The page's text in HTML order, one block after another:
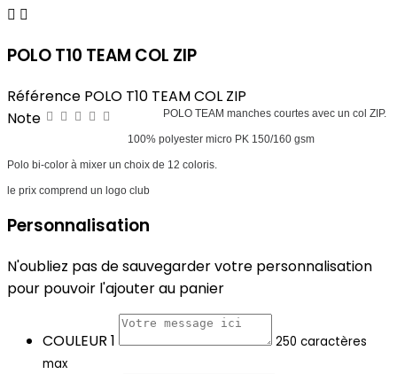
 
POLO T10 TEAM COL ZIP
Référence POLO T10 TEAM COL ZIP
Note
POLO TEAM manches courtes avec un col ZIP.
100% polyester micro PK 150/160 gsm
Polo bi-color à mixer un choix de 12 coloris.
le prix comprend un logo club
Personnalisation
N'oubliez pas de sauvegarder votre personnalisation
pour pouvoir l'ajouter au panier
COULEUR 1
250 caractères
max